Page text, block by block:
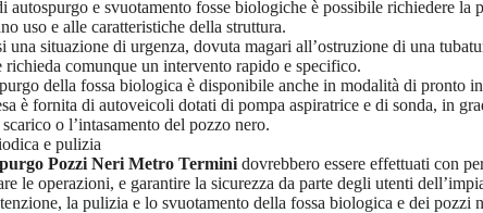
autospurgo e svuotamento fosse biologiche è possibile richiedere
uso e alle caratteristiche della struttura.
una situazione di urgenza, dovuta magari all’ostruzione di una
comunque un intervento rapido e specifico.
della fossa biologica è disponibile anche in modalità di pronto
è fornita di autoveicoli dotati di pompa aspiratrice e di sonda, in
o l’intasamento del pozzo nero.
e pulizia
Pozzi Neri Metro Termini dovrebbero essere effettuati con
le operazioni, e garantire la sicurezza da parte degli utenti
la pulizia e lo svuotamento della fossa biologica e dei pozzi